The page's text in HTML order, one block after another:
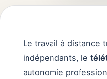
Le travail à distance
indépendants, le
autonomie